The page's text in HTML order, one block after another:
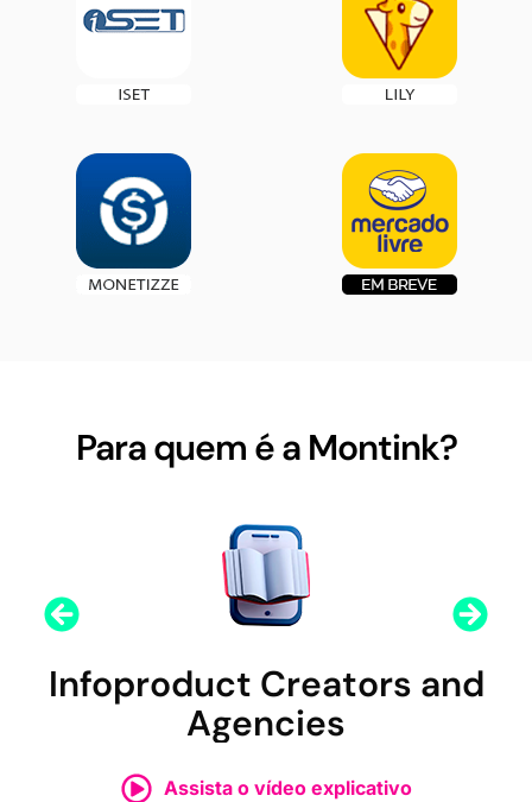
Para quem é a Montink?
Infoproduct Creators and
Agencies
Assista o vídeo explicativo